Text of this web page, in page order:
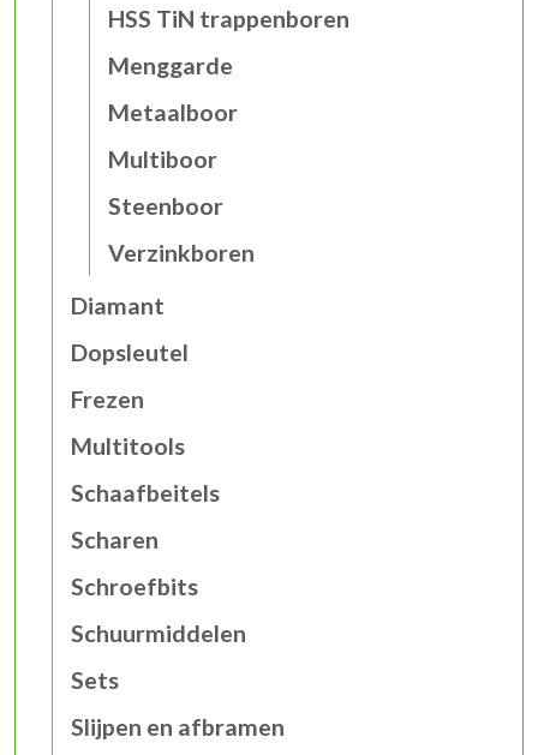
HSS TiN trappenboren
Menggarde
Metaalboor
Multiboor
Steenboor
Verzinkboren
Diamant
Dopsleutel
Frezen
Multitools
Schaafbeitels
Scharen
Schroefbits
Schuurmiddelen
Sets
Slijpen en afbramen